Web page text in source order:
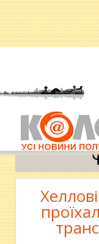
Головна »